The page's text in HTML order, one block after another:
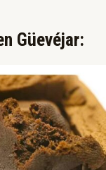
Güevéjar:​